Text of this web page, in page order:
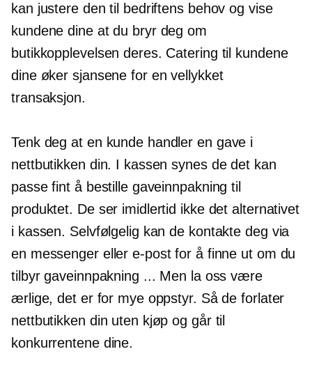
kan justere den til bedriftens behov og vise
kundene dine at du bryr deg om
butikkopplevelsen deres. Catering til kundene
dine øker sjansene for en vellykket
transaksjon.
Tenk deg at en kunde handler en gave i
nettbutikken din. I kassen synes de det kan
passe fint å bestille gaveinnpakning til
produktet. De ser imidlertid ikke det alternativet
i kassen. Selvfølgelig kan de kontakte deg via
en messenger eller e-post for å finne ut om du
tilbyr gaveinnpakning ... Men la oss være
ærlige, det er for mye oppstyr. Så de forlater
nettbutikken din uten kjøp og går til
konkurrentene dine.